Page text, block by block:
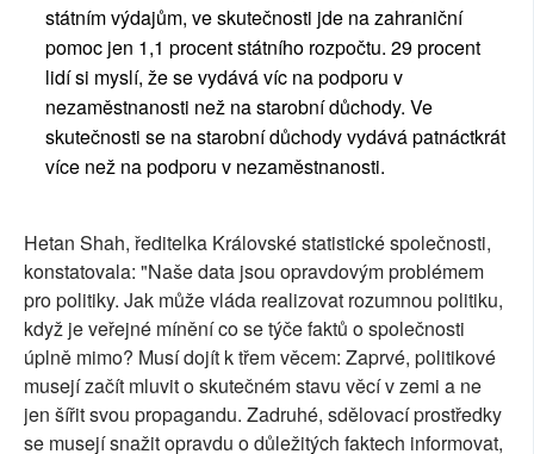
státním výdajům, ve skutečnosti jde na zahraniční
pomoc jen 1,1 procent státního rozpočtu. 29 procent
lidí si myslí, že se vydává víc na podporu v
nezaměstnanosti než na starobní důchody. Ve
skutečnosti se na starobní důchody vydává patnáctkrát
více než na podporu v nezaměstnanosti.
Hetan Shah, ředitelka Královské statistické společnosti,
konstatovala: "Naše data jsou opravdovým problémem
pro politiky. Jak může vláda realizovat rozumnou politiku,
když je veřejné mínění co se týče faktů o společnosti
úplně mimo? Musí dojít k třem věcem: Zaprvé, politikové
musejí začít mluvit o skutečném stavu věcí v zemi a ne
jen šířit svou propagandu. Zadruhé, sdělovací prostředky
se musejí snažit opravdu o důležitých faktech informovat,